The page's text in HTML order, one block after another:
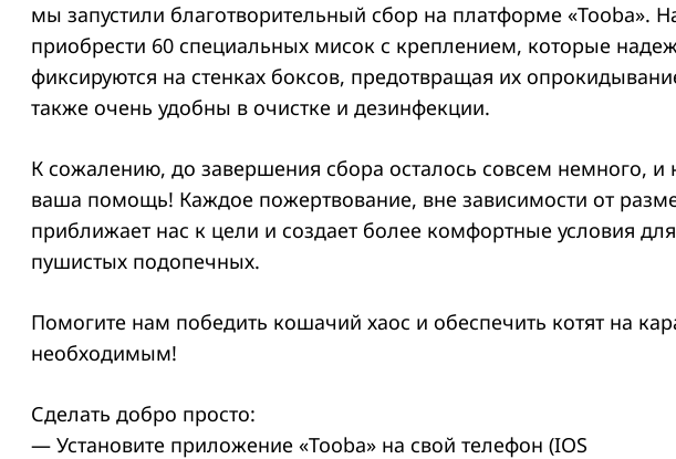
мы запустили благотворительный сбор на платформе «Tooba».
приобрести 60 специальных мисок с креплением, которые
фиксируются на стенках боксов, предотвращая их
также очень удобны в очистке и дезинфекции.
К сожалению, до завершения сбора осталось совсем немного,
ваша помощь! Каждое пожертвование, вне зависимости от
приближает нас к цели и создает более комфортные условия
пушистых подопечных.
Помогите нам победить кошачий хаос и обеспечить котят на
необходимым!
Сделать добро просто:
— Установите приложение «Tooba» на свой телефон (IOS